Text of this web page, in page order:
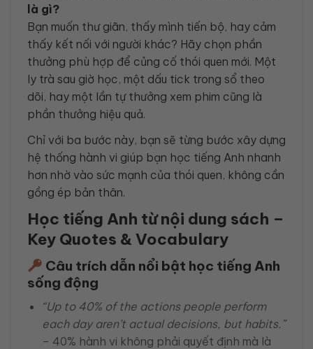
là gì?
Bạn muốn thư giãn, thấy mình tiến bộ, hay cảm
thấy kết nối với người khác? Hãy chọn phần
thưởng phù hợp để củng cố thói quen mới. Một
ly trà sau giờ học, một dấu tick trong sổ theo
dõi, hay một lần tự thưởng xem phim cũng là
phần thưởng hiệu quả.
Chỉ với ba bước này, bạn sẽ từng bước xây dựng
hệ thống hành vi giúp bạn học tiếng Anh nhanh
hơn nhờ vào sức mạnh của thói quen, không cần
gồng ép bản thân.
Học tiếng Anh từ nội dung sách –
Key Quotes & Vocabulary
Câu trích dẫn nổi bật học tiếng Anh
sống động
“Up to 40% of the actions people perform
each day aren’t actual decisions, but habits.”
– 40% hành vi không phải quyết định mà là